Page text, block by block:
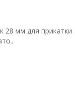
28 мм для прикатки